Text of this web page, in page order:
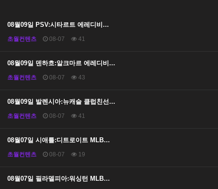
08월09일 PSV:시타르트 에레디비…
초월컨텐츠 08-07 41
08월09일 덴하흐:알크마르 에레디비…
초월컨텐츠 08-07 43
08월09일 발렌시아:뉴캐슬 클럽친선…
초월컨텐츠 08-07 41
08월07일 시애틀:디트로이트 MLB…
초월컨텐츠 08-07 19
08월07일 필라델피아:워싱턴 MLB…